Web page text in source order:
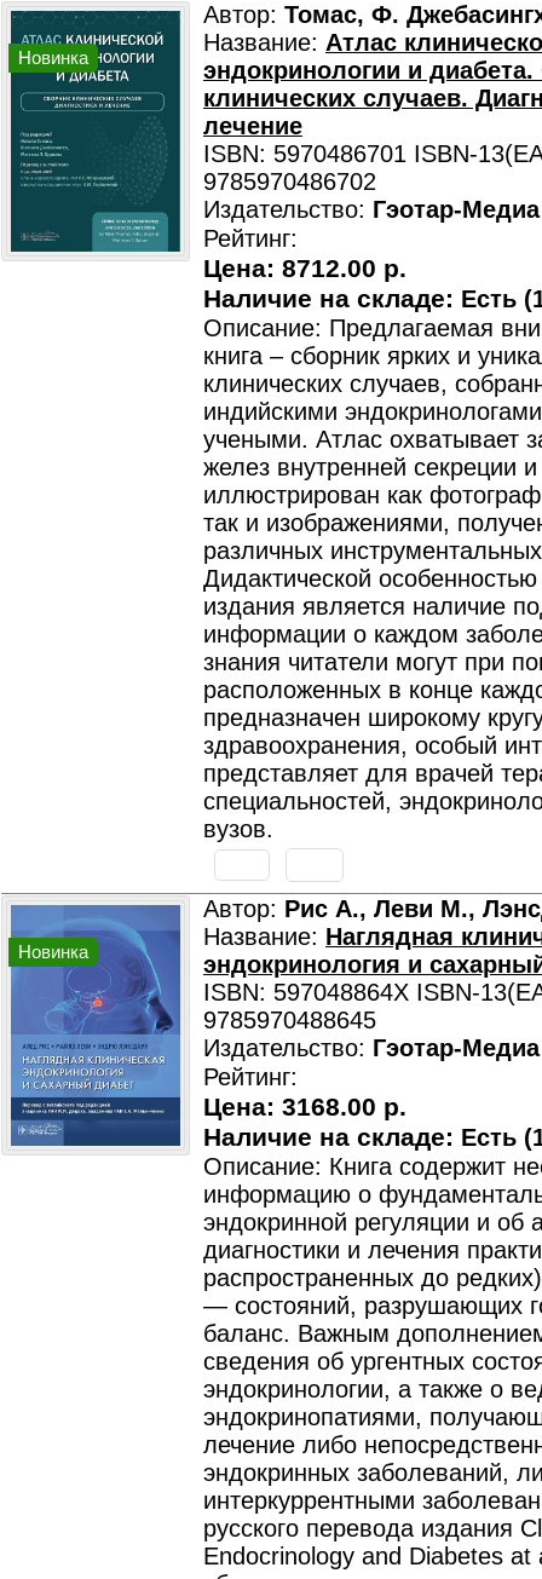
Новинка
Автор: Томас, Ф.
Название: Атлас
эндокринологии и
клинических случаев.
лечение
ISBN: 5970486701 ISBN-
9785970486702
Издательство: Гэотар-Медиа
Рейтинг:
Цена: 8712.00 р.
Наличие на складе: Есть
Описание: Предлагаемая
книга – сборник ярких и
клинических случаев,
индийскими
учеными. Атлас охватывает
желез внутренней секреции и
иллюстрирован как
так и изображениями,
различных
Дидактической
издания является наличие
информации о каждом
знания читатели могут при
расположенных в конце
предназначен широкому
здравоохранения, особый
представляет для врачей
специальностей,
вузов.
Новинка
Автор: Рис А., Леви М.,
Название: Наглядная
эндокринология и
ISBN: 597048864X ISBN-
9785970488645
Издательство: Гэотар-Медиа
Рейтинг:
Цена: 3168.00 р.
Наличие на складе: Есть
Описание: Книга содержит
информацию о
эндокринной регуляции и об
диагностики и лечения
распространенных до
— состояний, разрушающих
баланс. Важным
сведения об ургентных
эндокринологии, а также о
эндокринопатиями,
лечение либо
эндокринных заболеваний,
интеркуррентными
русского перевода издания
Endocrinology and Diabetes at